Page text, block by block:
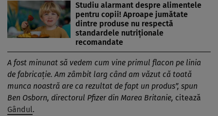
Studiu alarmant despre alimentele
pentru copii! Aproape jumătate
dintre produse nu respectă
standardele nutriționale
recomandate
A fost minunat să vedem cum vine primul flacon pe linia
de fabricaţie. Am zâmbit larg când am văzut că toată
munca noastră are ca rezultat de fapt un produs”, spun
Ben Osborn, directorul Pfizer din Marea Britanie, citează
Gândul.